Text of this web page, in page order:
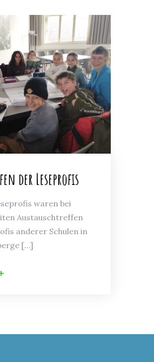
der Leseprofis
waren bei
Austauschtreffen
anderer Schulen in
[…]